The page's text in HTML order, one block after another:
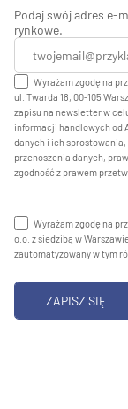
Podaj swój adres e-
rynkowe.
Wyrażam zgodę na
ul. Twarda 18, 00-105
zapisu na newsletter w
informacji handlowych od
danych i ich
przenoszenia danych,
zgodność z prawem
Wyrażam zgodę na
o.o. z siedzibą w
zautomatyzowany w tym